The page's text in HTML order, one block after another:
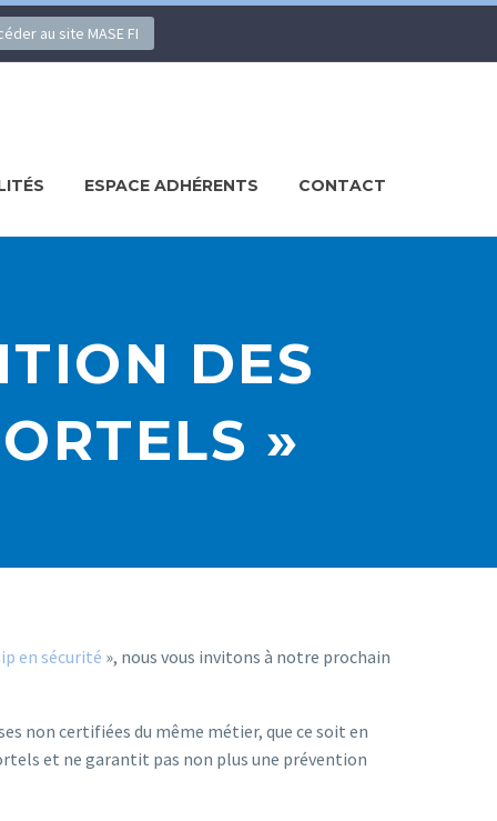
au site MASE FI
ESPACE ADHÉRENTS CONTACT
DES
»
en sécurité », nous vous invitons à notre prochain
non certifiées du même métier, que ce soit en
et ne garantit pas non plus une prévention